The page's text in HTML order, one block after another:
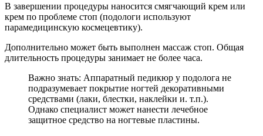
В завершении процедуры наносится смягчающий крем или
крем по проблеме стоп (подологи используют
парамедицинскую космецевтику).
Дополнительно может быть выполнен массаж стоп. Общая
длительность процедуры занимает не более часа.
Важно знать: Аппаратный педикюр у подолога не
подразумевает покрытие ногтей декоративными
средствами (лаки, блестки, наклейки и. т.п.).
Однако специалист может нанести лечебное
защитное средство на ногтевые пластины.